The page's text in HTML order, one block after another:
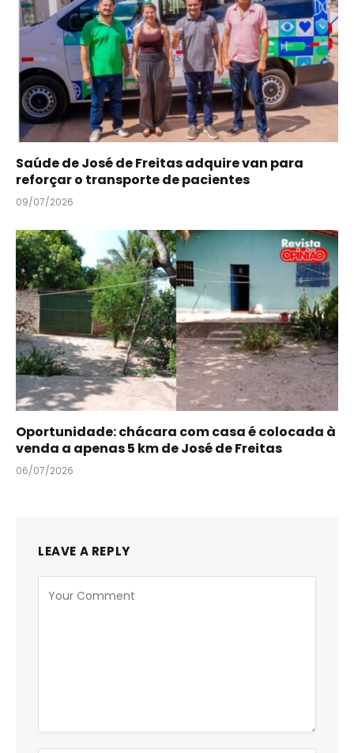
Saúde de José de Freitas adquire van para
reforçar o transporte de pacientes
09/07/2026
Oportunidade: chácara com casa é colocada à
venda a apenas 5 km de José de Freitas
06/07/2026
LEAVE A REPLY